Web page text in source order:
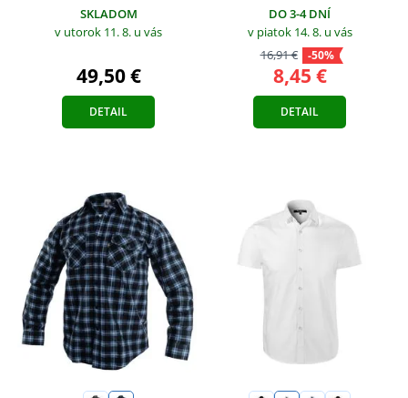
SKLADOM
v utorok 11. 8. u vás
49,50 €
DETAIL
DO 3-4 DNÍ
v piatok 14. 8. u vás
16,91 €
-50%
8,45 €
DETAIL